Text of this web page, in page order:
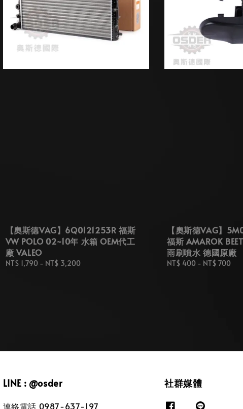
【奧斯德VAG】6Q0121253R 福斯
VW POLO 02~10年 水箱 OEM代工
廠 VALEO
Regular
NT$ 1,790- NT$ 3,200
【奧斯德VAG】
福斯 AMAROK
雨刷噴水 德國原廠
Regular
NT$ 400 - NT$ 700
LINE : @osder
連絡電話 0987-637-197
社群媒體